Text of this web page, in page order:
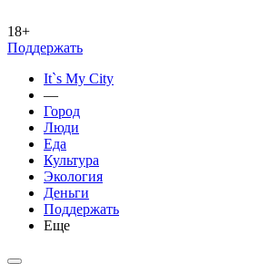
18+
Поддержать
It`s My City
—
Город
Люди
Еда
Культура
Экология
Деньги
Поддержать
Еще